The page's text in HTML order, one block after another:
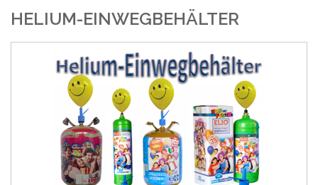
HELIUM-EINWEGBEHÄLTER